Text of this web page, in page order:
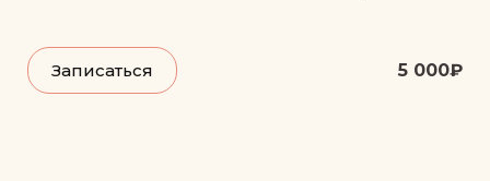
Записаться 5 000₽